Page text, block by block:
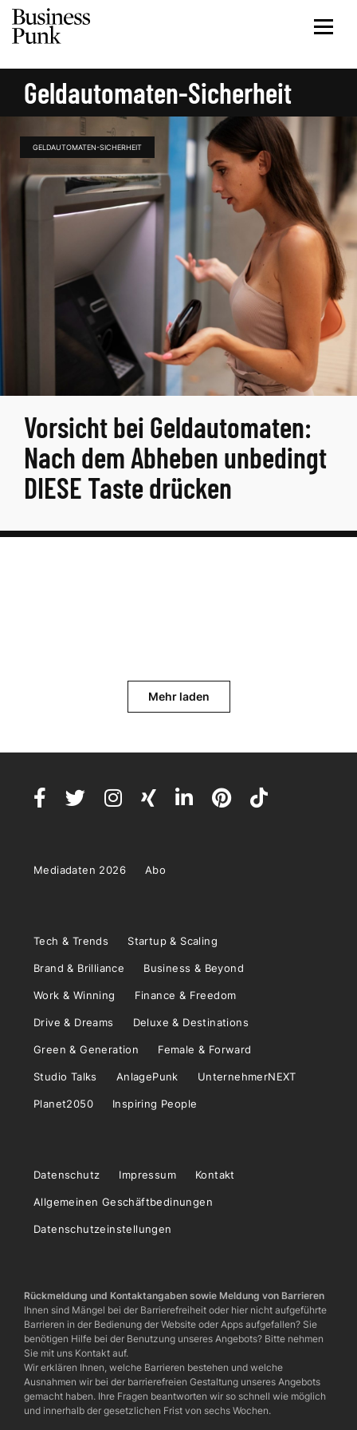
Geldautomaten-Sicherheit
GELDAUTOMATEN-SICHERHEIT
Vorsicht bei Geldautomaten:
Nach dem Abheben unbedingt
DIESE Taste drücken
Mehr laden
Mediadaten 2026 Abo
Tech & Trends Startup & Scaling
Brand & Brilliance Business & Beyond
Work & Winning Finance & Freedom
Drive & Dreams Deluxe & Destinations
Green & Generation Female & Forward
Studio Talks AnlagePunk UnternehmerNEXT
Planet2050 Inspiring People
Datenschutz Impressum Kontakt
Allgemeinen Geschäftbedinungen
Datenschutzeinstellungen
Rückmeldung und Kontaktangaben sowie Meldung von Barrieren
Ihnen sind Mängel bei der Barrierefreiheit oder hier nicht aufgeführte
Barrieren in der Bedienung der Website oder Apps aufgefallen? Sie
benötigen Hilfe bei der Benutzung unseres Angebots? Bitte nehmen
Sie mit uns Kontakt auf.
Wir erklären Ihnen, welche Barrieren bestehen und welche
Ausnahmen wir bei der barrierefreien Gestaltung unseres Angebots
gemacht haben. Ihre Fragen beantworten wir so schnell wie möglich
und innerhalb der gesetzlichen Frist von sechs Wochen.